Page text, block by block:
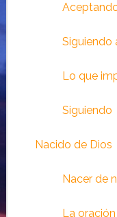
Siguiendo
Lo que
Siguiendo
Nacido de Dios
Nacer de
La